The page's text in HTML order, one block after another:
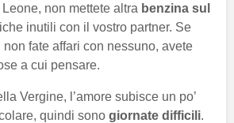
non mettete altra benzina sul
inutili con il vostro partner. Se
fate affari con nessuno, avete
a cui pensare.
Vergine, l’amore subisce un po’
quindi sono giornate difficili.